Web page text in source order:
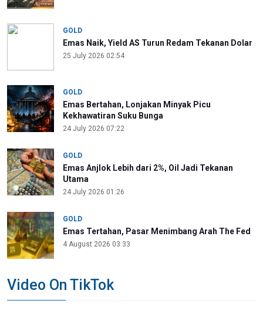
GOLD
Emas Naik, Yield AS Turun Redam Tekanan Dolar
25 July 2026 02:54
GOLD
Emas Bertahan, Lonjakan Minyak Picu
Kekhawatiran Suku Bunga
24 July 2026 07:22
GOLD
Emas Anjlok Lebih dari 2%, Oil Jadi Tekanan
Utama
24 July 2026 01:26
GOLD
Emas Tertahan, Pasar Menimbang Arah The Fed
4 August 2026 03:33
Video On TikTok